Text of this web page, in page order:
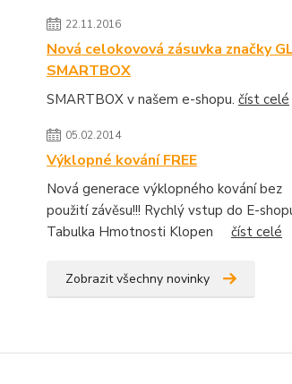
22.11.2016
Nová celokovová zásuvka značky
SMARTBOX
SMARTBOX v našem e-shopu. číst celé
05.02.2014
Výklopné kování FREE
Nová generace výklopného kování bez
použití závěsu!!! Rychlý vstup do E-
Tabulka Hmotnosti Klopen číst celé
Zobrazit všechny novinky